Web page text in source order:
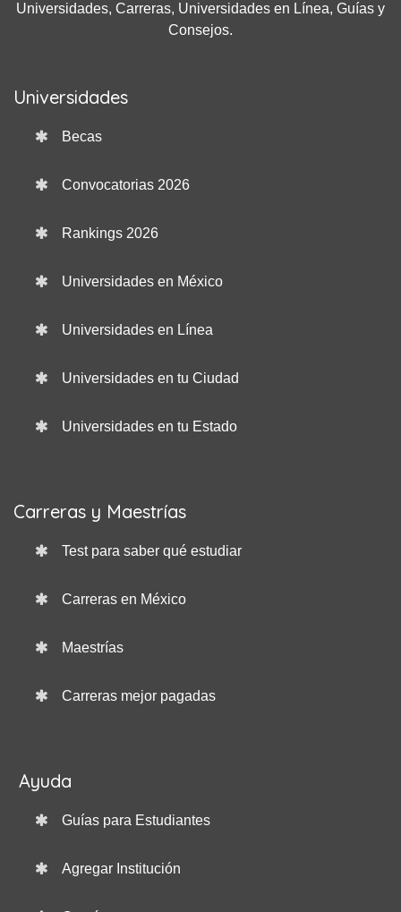
Universidades, Carreras, Universidades en Línea, Guías y
Consejos.
Universidades
Becas
Convocatorias 2026
Rankings 2026
Universidades en México
Universidades en Línea
Universidades en tu Ciudad
Universidades en tu Estado
Carreras y Maestrías
Test para saber qué estudiar
Carreras en México
Maestrías
Carreras mejor pagadas
Ayuda
Guías para Estudiantes
Agregar Institución